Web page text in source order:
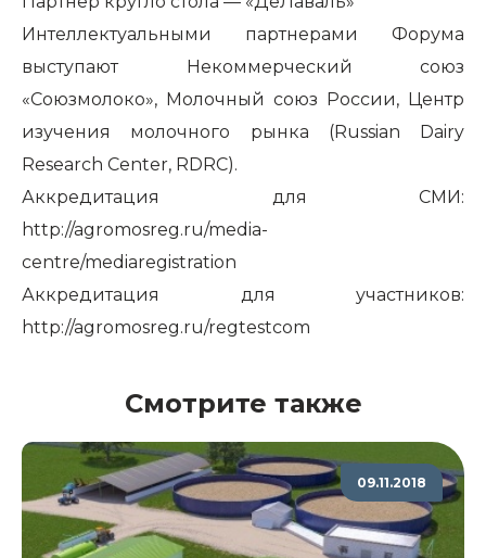
Интеллектуальными партнерами Форума
выступают Некоммерческий союз
«Союзмолоко», Молочный союз России, Центр
изучения молочного рынка (Russian Dairy
Research Center, RDRC).
Аккредитация для СМИ:
http://agromosreg.ru/media-
centre/mediaregistration
Аккредитация для участников:
http://agromosreg.ru/regtestcom
Смотрите также
09.11.2018